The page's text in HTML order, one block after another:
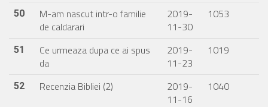
50
M-am nascut intr-o familie
de caldarari
2019-
11-30
1053
51
Ce urmeaza dupa ce ai spus
da
2019-
11-23
1019
52 Recenzia Bibliei (2)
2019-
11-16
1040